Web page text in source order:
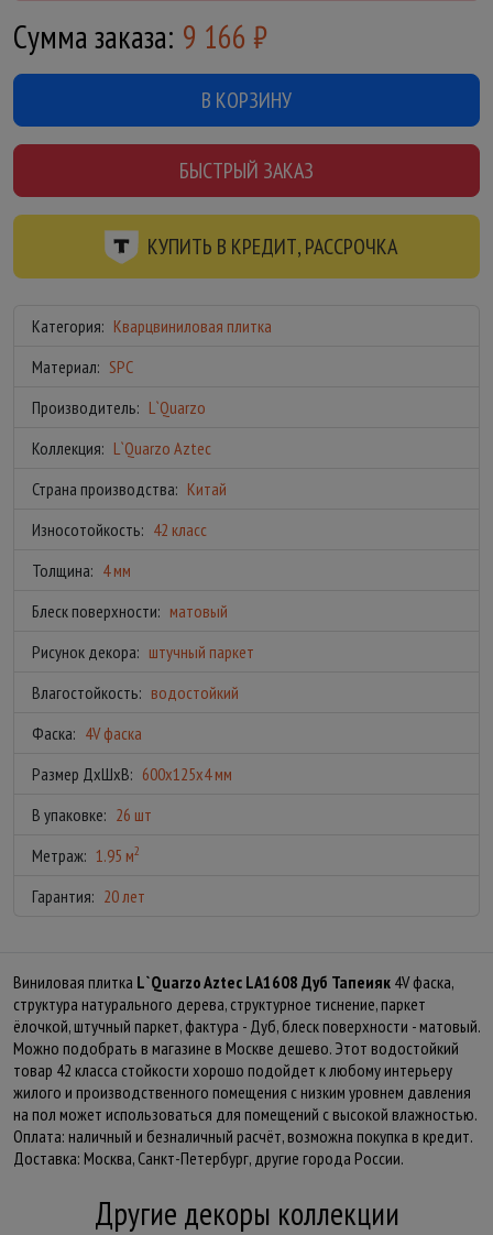
Сумма заказа: 9 166 ₽
В КОРЗИНУ
БЫСТРЫЙ ЗАКАЗ
КУПИТЬ В КРЕДИТ, РАССРОЧКА
Категория: Кварцвиниловая плитка
Материал: SPC
Производитель: L`Quarzo
Коллекция: L`Quarzo Aztec
Страна производства: Китай
Износотойкость: 42 класс
Толщина: 4 мм
Блеск поверхности: матовый
Рисунок декора: штучный паркет
Влагостойкость: водостойкий
Фаска: 4V фаска
Размер ДхШхВ: 600x125x4 мм
В упаковке: 26 шт
Метраж: 1.95 м2
Гарантия: 20 лет
Виниловая плитка L`Quarzo Aztec LA1608 Дуб Тапеияк 4V фаска,
структура натурального дерева, структурное тиснение, паркет
ёлочкой, штучный паркет, фактура - Дуб, блеск поверхности - матовый.
Можно подобрать в магазине в Москве дешево. Этот водостойкий
товар 42 класса стойкости хорошо подойдет к любому интерьеру
жилого и производственного помещения с низким уровнем давления
на пол может использоваться для помещений с высокой влажностью.
Оплата: наличный и безналичный расчёт, возможна покупка в кредит.
Доставка: Москва, Санкт-Петербург, другие города России.
Другие декоры коллекции